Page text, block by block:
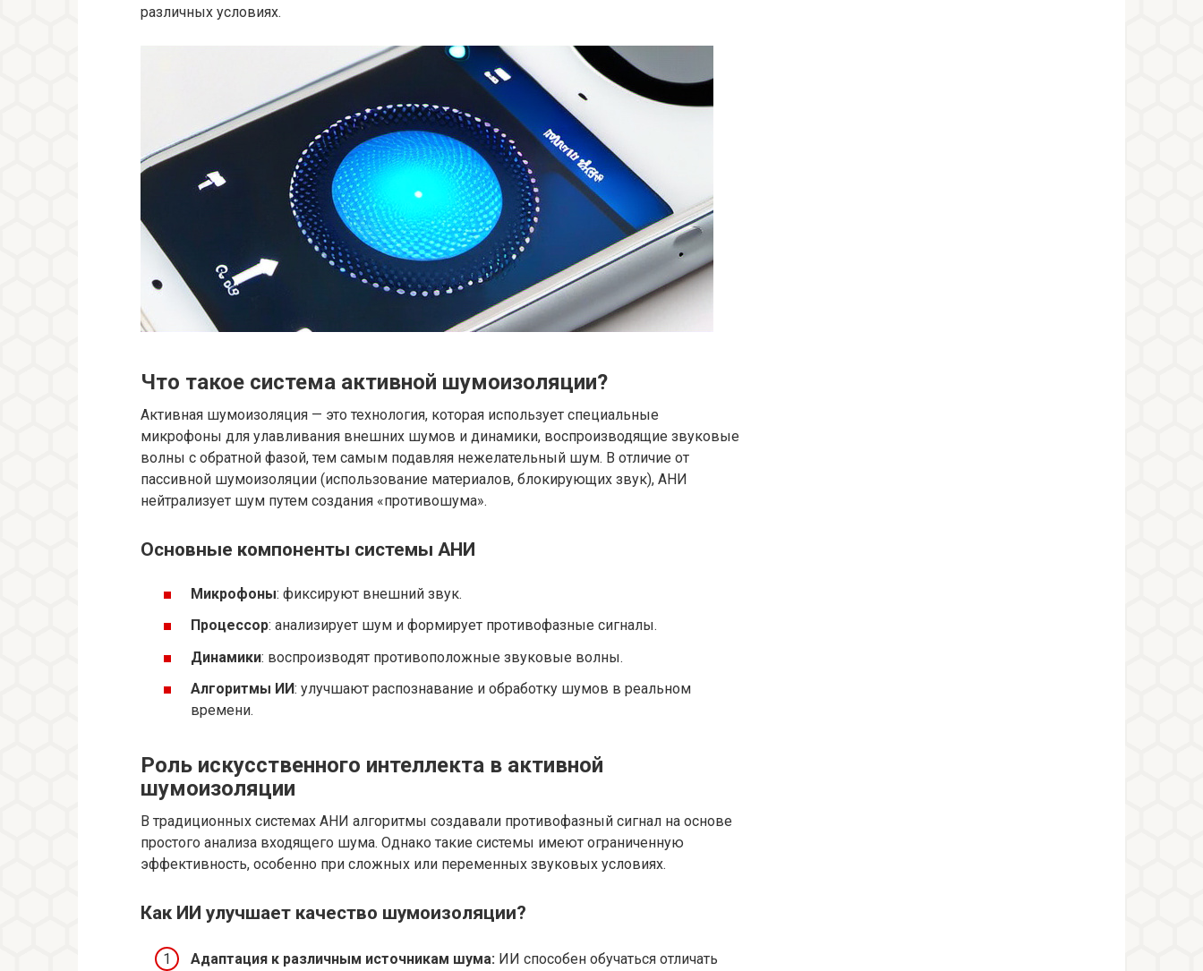
различных условиях.
Что такое система активной шумоизоляции?
Активная шумоизоляция — это технология, которая использует специальные
микрофоны для улавливания внешних шумов и динамики, воспроизводящие звуковые
волны с обратной фазой, тем самым подавляя нежелательный шум. В отличие от
пассивной шумоизоляции (использование материалов, блокирующих звук), АНИ
нейтрализует шум путем создания «противошума».
Основные компоненты системы АНИ
Микрофоны: фиксируют внешний звук.
Процессор: анализирует шум и формирует противофазные сигналы.
Динамики: воспроизводят противоположные звуковые волны.
Алгоритмы ИИ: улучшают распознавание и обработку шумов в реальном
времени.
Роль искусственного интеллекта в активной
шумоизоляции
В традиционных системах АНИ алгоритмы создавали противофазный сигнал на основе
простого анализа входящего шума. Однако такие системы имеют ограниченную
эффективность, особенно при сложных или переменных звуковых условиях.
Как ИИ улучшает качество шумоизоляции?
Адаптация к различным источникам шума: ИИ способен обучаться отличать